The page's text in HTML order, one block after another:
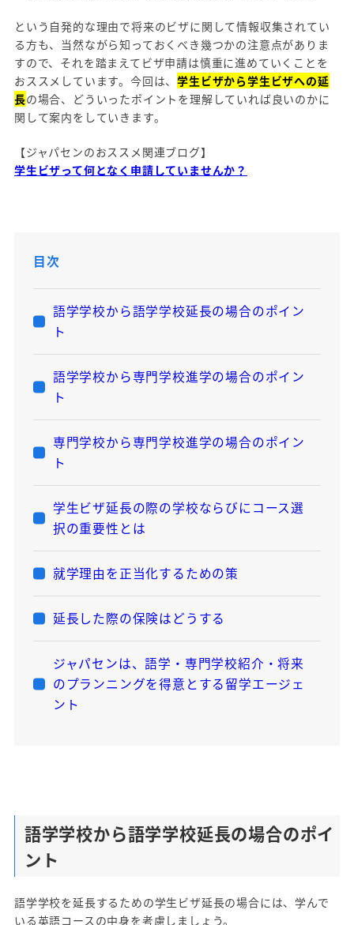
という自発的な理由で将来のビザに関して情報収集されてい
る方も、当然ながら知っておくべき幾つかの注意点がありま
すので、それを踏まえてビザ申請は慎重に進めていくことを
おススメしています。今回は、学生ビザから学生ビザへの延
長の場合、どういったポイントを理解していれば良いのかに
関して案内をしていきます。
【ジャパセンのおススメ関連ブログ】
学生ビザって何となく申請していませんか？
目次
語学学校から語学学校延長の場合のポイン
ト
語学学校から専門学校進学の場合のポイン
ト
専門学校から専門学校進学の場合のポイン
ト
学生ビザ延長の際の学校ならびにコース選
択の重要性とは
就学理由を正当化するための策
延長した際の保険はどうする
ジャパセンは、語学・専門学校紹介・将来
のプランニングを得意とする留学エージェ
ント
語学学校から語学学校延長の場合のポイ
ント
語学学校を延長するための学生ビザ延長の場合には、学んで
いる英語コースの中身を考慮しましょう。